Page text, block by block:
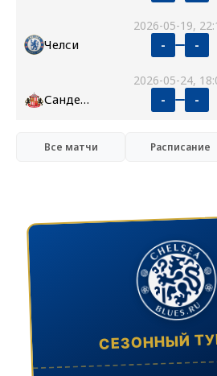
2026-05-19,
Челси - -
2026-05-24,
Сандерленд - -
Все матчи Расписание
СЕЗОННЫЙ